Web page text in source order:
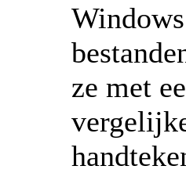
ze met